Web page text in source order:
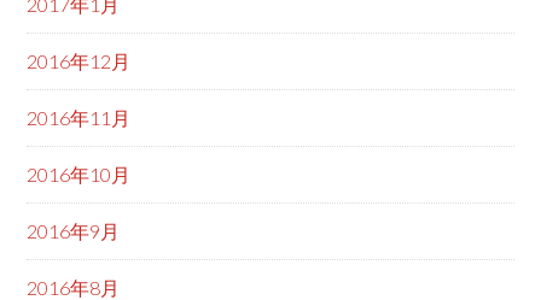
2016年12月
2016年11月
2016年10月
2016年9月
2016年8月